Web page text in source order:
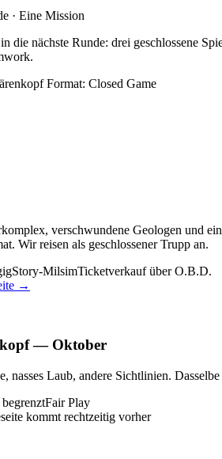
· Eine Mission
die nächste Runde: drei geschlossene
Format: Closed Game
verschwundene Geologen und
Wir reisen als geschlossener Trupp an.
Story-MilsimTicketverkauf über O.B.D.
→
— Oktober
nasses Laub, andere Sichtlinien.
Fair Play
kommt rechtzeitig vorher